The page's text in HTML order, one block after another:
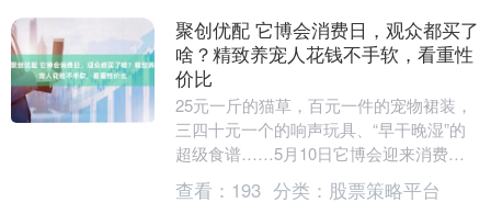
聚创优配 它博会消费日，观众都买了
啥？精致养宠人花钱不手软，看重性
价比
25元一斤的猫草，百元一件的宠物裙装，
三四十元一个的响声玩具、“早干晚湿”的
超级食谱……5月10日它博会迎来消费者
日，都市养宠人扎堆入场，消费热情高涨
聚创优配，....
查看： 193 分类： 股票策略平台